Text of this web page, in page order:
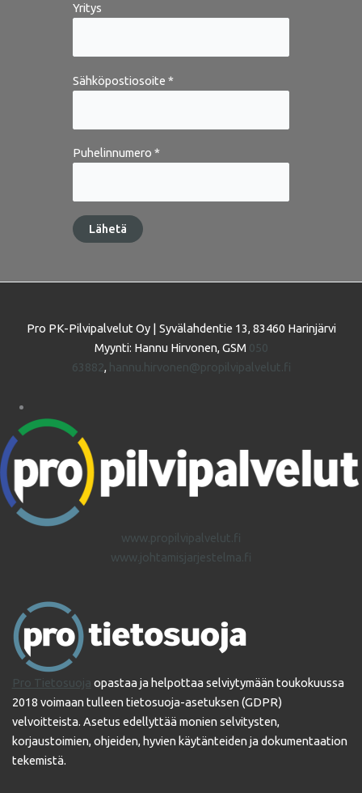
Yritys
Sähköpostiosoite *
Puhelinnumero *
Pro PK-Pilvipalvelut Oy | Syvälahdentie 13, 83460 Harinjärvi
Myynti: Hannu Hirvonen, GSM 050
63882, hannu.hirvonen@propilvipalvelut.fi
www.propilvipalvelut.fi
www.johtamisjarjestelma.fi
Pro Tietosuoja opastaa ja helpottaa selviytymään toukokuussa
2018 voimaan tulleen tietosuoja-asetuksen (GDPR)
velvoitteista. Asetus edellyttää monien selvitysten,
korjaustoimien, ohjeiden, hyvien käytänteiden ja dokumentaation
tekemistä.